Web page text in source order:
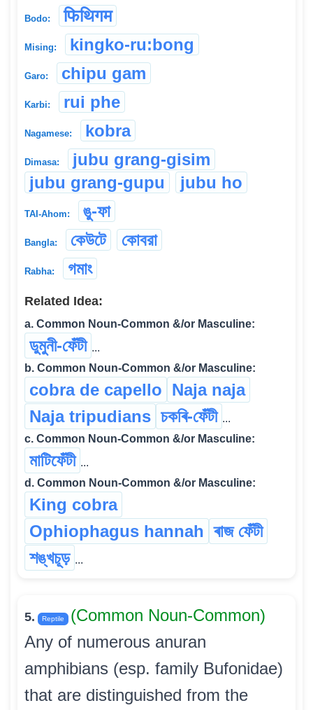
Bodo: फिथिगम
Mising: kingko-ru:bong
Garo: chipu gam
Karbi: rui phe
Nagamese: kobra
Dimasa:
jubu grang-gisim
jubu grang-gupu
jubu ho
TAI-Ahom: ঙু-ফা
Bangla: কেউটে কোবরা
Rabha: গমাং
Related Idea:
a. Common Noun-Common &/or Masculine:
ডুমুনী-ফেঁটী ...
b. Common Noun-Common &/or Masculine:
cobra de capello Naja naja
Naja tripudians চকৰি-ফেঁটী ...
c. Common Noun-Common &/or Masculine:
মাটিফেঁটী ...
d. Common Noun-Common &/or Masculine:
King cobra
Ophiophagus hannah ৰাজ ফেঁটী
শঙ্খচূড় ...
5. Reptile
(Common Noun-Common)
Any of numerous anuran
amphibians (esp. family Bufonidae)
that are distinguished from the